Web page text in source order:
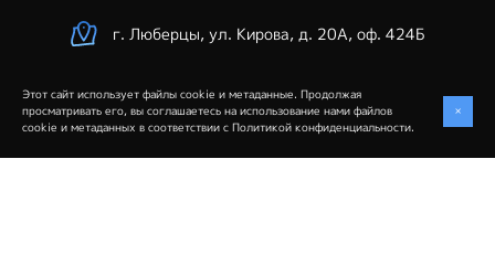
Этот сайт использует файлы cookie и метаданные. Продолжая
просматривать его, вы соглашаетесь на использование нами файлов
cookie и метаданных в соответствии с Политикой конфиденциальности.
+
г. Люберцы, ул. Кирова, д. 20А, оф. 424Б
Industrial Trade © 2026. Все права защищены